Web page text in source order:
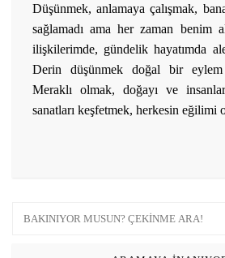
Düşünmek, anlamaya çalışmak,
sağlamadı ama her zaman benim
ilişkilerimde, gündelik hayatımda
Derin düşünmek doğal bir
Meraklı olmak, doğayı ve
sanatları keşfetmek, herkesin eğilimi